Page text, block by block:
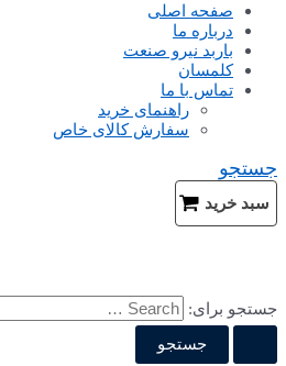
صفحه اصلی
درباره ما
باربد نیرو صنعت
کلمسان
تماس با ما
راهنمای خرید
سفارش کالای خاص
جستجو
سبد خرید
جستجو برای: